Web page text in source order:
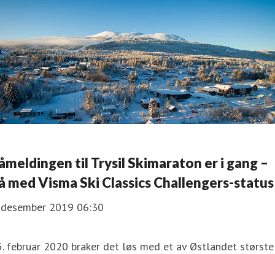
til Trysil Skimaraton er i gang –
med Visma Ski Classics Challengers-status
2019 06:30
februar 2020 braker det løs med et av Østlandet største